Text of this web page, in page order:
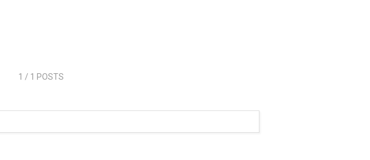
1 / 1 POSTS